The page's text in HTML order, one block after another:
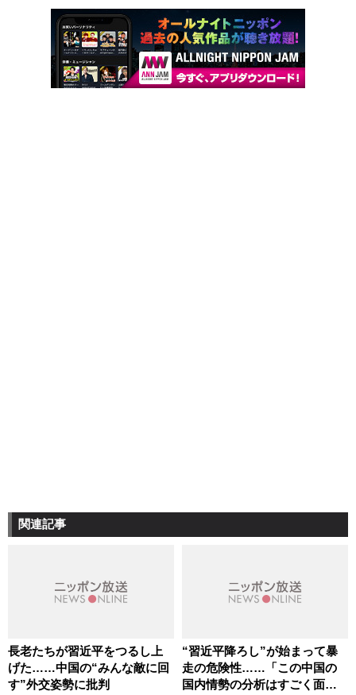
関連記事
長老たちが習近平をつるし上
げた……中国の“みんな敵に回
す”外交姿勢に批判
“習近平降ろし”が始まって暴
走の危険性……「この中国の
国内情勢の分析はすごく面白